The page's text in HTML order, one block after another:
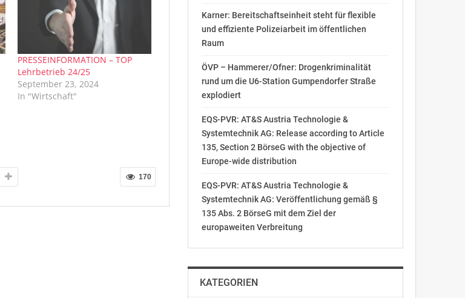
PRESSEINFORMATION – TOP
Lehrbetrieb 24/25
September 23, 2024
In "Wirtschaft"
170
Karner: Bereitschaftseinheit steht für flexible
und effiziente Polizeiarbeit im öffentlichen
Raum
ÖVP – Hammerer/Ofner: Drogenkriminalität
rund um die U6-Station Gumpendorfer Straße
explodiert
EQS-PVR: AT&S Austria Technologie &
Systemtechnik AG: Release according to Article
135, Section 2 BörseG with the objective of
Europe-wide distribution
EQS-PVR: AT&S Austria Technologie &
Systemtechnik AG: Veröffentlichung gemäß §
135 Abs. 2 BörseG mit dem Ziel der
europaweiten Verbreitung
KATEGORIEN